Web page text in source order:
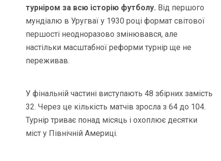
турніром за всю історію футболу. Від першого
мундіалю в Уругваї у 1930 році формат світової
першості неодноразово змінювався, але
настільки масштабної реформи турнір ще не
переживав.
У фінальній частині виступають 48 збірних замість
32. Через це кількість матчів зросла з 64 до 104.
Турнір триває понад місяць і охоплює десятки
міст у Північній Америці.